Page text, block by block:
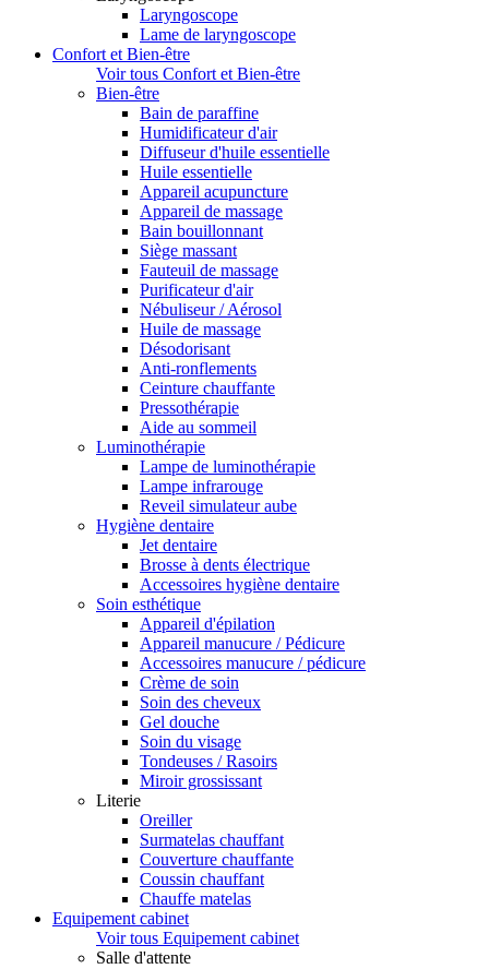
Laryngoscope
Lame de laryngoscope
Confort et Bien-être
Voir tous Confort et Bien-être
Bien-être
Bain de paraffine
Humidificateur d'air
Diffuseur d'huile essentielle
Huile essentielle
Appareil acupuncture
Appareil de massage
Bain bouillonnant
Siège massant
Fauteuil de massage
Purificateur d'air
Nébuliseur / Aérosol
Huile de massage
Désodorisant
Anti-ronflements
Ceinture chauffante
Pressothérapie
Aide au sommeil
Luminothérapie
Lampe de luminothérapie
Lampe infrarouge
Reveil simulateur aube
Hygiène dentaire
Jet dentaire
Brosse à dents électrique
Accessoires hygiène dentaire
Soin esthétique
Appareil d'épilation
Appareil manucure / Pédicure
Accessoires manucure / pédicure
Crème de soin
Soin des cheveux
Gel douche
Soin du visage
Tondeuses / Rasoirs
Miroir grossissant
Literie
Oreiller
Surmatelas chauffant
Couverture chauffante
Coussin chauffant
Chauffe matelas
Equipement cabinet
Voir tous Equipement cabinet
Salle d'attente